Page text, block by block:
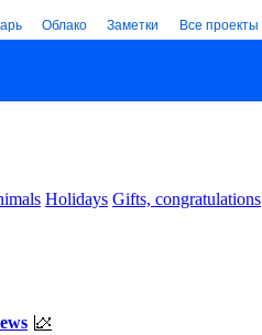
Облако Заметки Все проекты
Holidays Gifts, congratulations